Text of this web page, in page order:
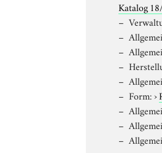
Katalog
Form:›